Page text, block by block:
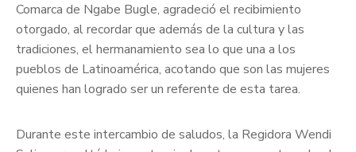
Comarca de Ngabe Bugle, agradeció el recibimiento
otorgado, al recordar que además de la cultura y las
tradiciones, el hermanamiento sea lo que una a los
pueblos de Latinoamérica, acotando que son las mujeres
quienes han logrado ser un referente de esta tarea.
Durante este intercambio de saludos, la Regidora Wendi